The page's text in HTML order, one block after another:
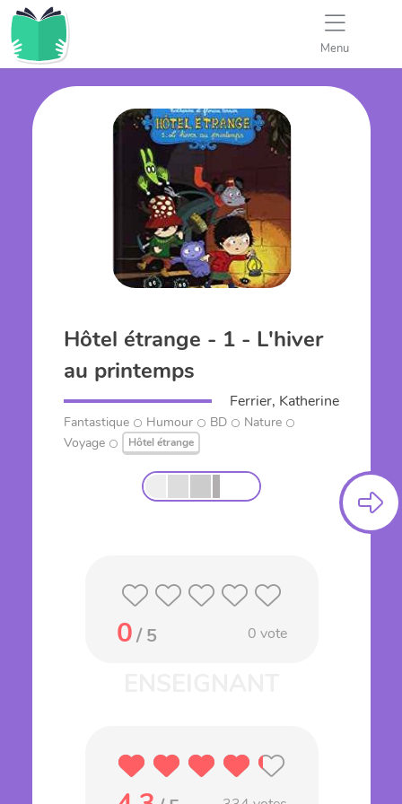
Menu
Hôtel étrange - 1 - L'hiver
au printemps
Ferrier, Katherine
Fantastique Humour BD
Nature
Voyage
Hôtel étrange
0/ 5 0 vote